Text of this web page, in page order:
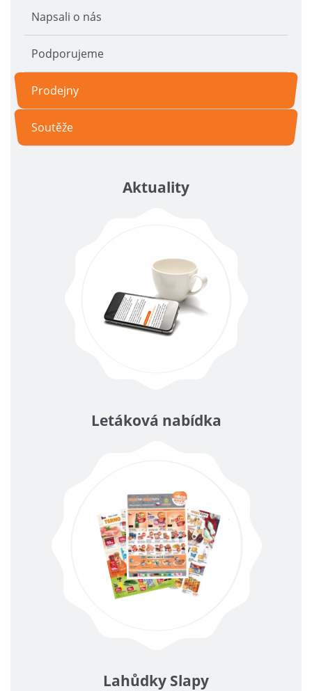
Napsali o nás
Podporujeme
Prodejny
Soutěže
Aktuality
Letáková nabídka
Lahůdky Slapy